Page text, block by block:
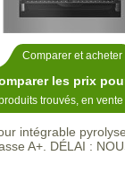
Comparer et acheter
les prix
trouvés, en
intégrable
A+. DÉLAI :